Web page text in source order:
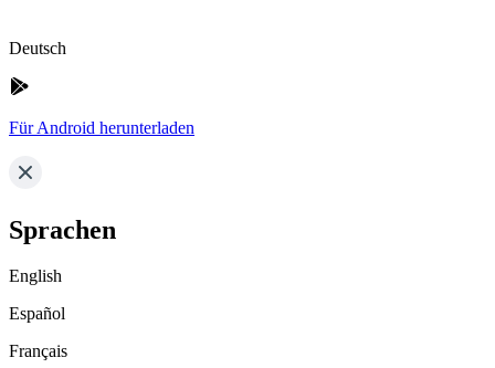
Deutsch
Für Android herunterladen
Sprachen
English
Español
Français